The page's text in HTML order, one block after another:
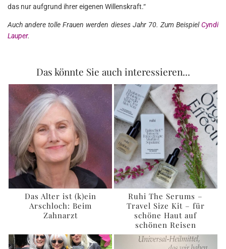
das nur aufgrund ihrer eigenen Willenskraft.“
Auch andere tolle Frauen werden dieses Jahr 70. Zum BeispielCyndi
Lauper.
Das könnte Sie auch interessieren...
Das Alter ist (k)ein
Arschloch: Beim
Zahnarzt
Ruhi The Serums –
Travel Size Kit – für
schöne Haut auf
schönen Reisen